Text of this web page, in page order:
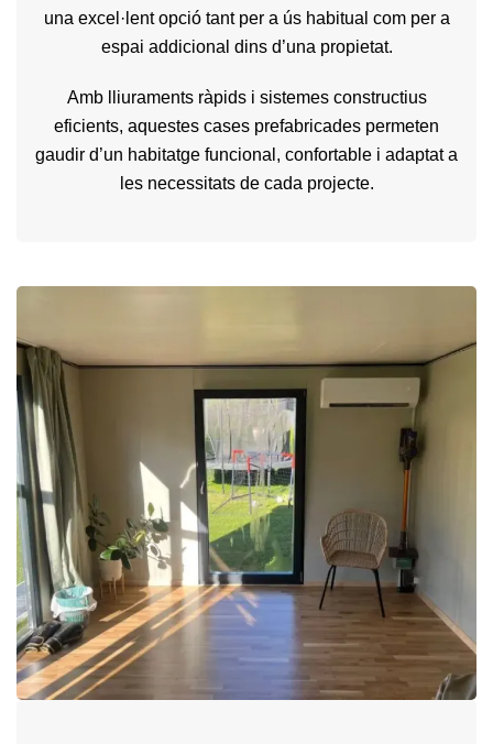
una excel·lent opció tant per a ús habitual com per a
espai addicional dins d’una propietat.
Amb lliuraments ràpids i sistemes constructius
eficients, aquestes cases prefabricades permeten
gaudir d’un habitatge funcional, confortable i adaptat a
les necessitats de cada projecte.